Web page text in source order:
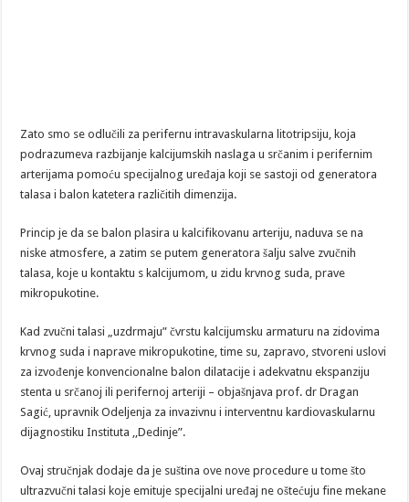
Zato smo se odlučili za perifernu intravaskularna litotripsiju, koja
podrazumeva razbijanje kalcijumskih naslaga u srčanim i perifernim
arterijama pomoću specijalnog uređaja koji se sastoji od generatora
talasa i balon katetera različitih dimenzija.
Princip je da se balon plasira u kalcifikovanu arteriju, naduva se na
niske atmosfere, a zatim se putem generatora šalju salve zvučnih
talasa, koje u kontaktu s kalcijumom, u zidu krvnog suda, prave
mikropukotine.
Kad zvučni talasi „uzdrmaju” čvrstu kalcijumsku armaturu na zidovima
krvnog suda i naprave mikropukotine, time su, zapravo, stvoreni uslovi
za izvođenje konvencionalne balon dilatacije i adekvatnu ekspanziju
stenta u srčanoj ili perifernoj arteriji – objašnjava prof. dr Dragan
Sagić, upravnik Odeljenja za invazivnu i interventnu kardiovaskularnu
dijagnostiku Instituta ,,Dedinje”.
Ovaj stručnjak dodaje da je suština ove nove procedure u tome što
ultrazvučni talasi koje emituje specijalni uređaj ne oštećuju fine mekane